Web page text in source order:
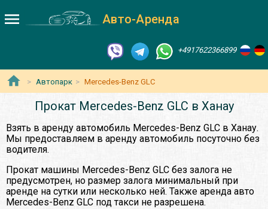
Авто-Аренда
+4917622366899
Автопарк Mercedes-Benz GLC
Прокат Mercedes-Benz GLC в Ханау
Взять в аренду автомобиль Mercedes-Benz GLC в Ханау.
Мы предоставляем в аренду автомобиль посуточно без
водителя.
Прокат машины Mercedes-Benz GLC без залога не
предусмотрен, но размер залога минимальный при
аренде на сутки или несколько ней. Также аренда авто
Mercedes-Benz GLC под такси не разрешена.